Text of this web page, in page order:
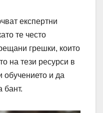
експертни
те често
грешки, които
на тези ресурси в
обучението и да
бант.